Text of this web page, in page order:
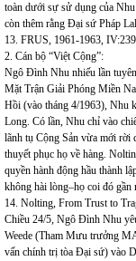
toàn dưới sự sử dụng của
còn thêm rằng Đại sứ Pháp
13. FRUS, 1961-1963,
2. Cán bộ “Việt Cộng”:
Ngô Đình Nhu nhiếu lần
Mặt Trận Giải Phóng Miền
Hồi (vào tháng 4/1963), Nhu
Long. Có lần, Nhu chỉ vào
lãnh tụ Cộng Sản vừa mới rời
thuyết phục họ về hàng.
quyền hành động hầu thành
không hài lòng–họ coi đó
14. Nolting, From Trust to
Chiều 24/5, Ngô Đình Nhu
Weede (Tham Mưu trưởng
vấn chính trị tòa Đại sứ) vào